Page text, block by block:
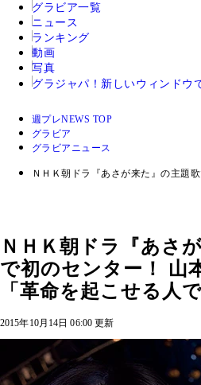
グラビア一覧
ニュース
ランキング
動画
写真
グラジャパ！ 新しいウィンドウ
週プレNEWS TOP
グラビア
グラビアニュース
ＮＨＫ朝ドラ『あさが来た』の主題
ＮＨＫ朝ドラ『あさ
で初のセンター！ 山
「革命を起こせる人
2015年10月14日 06:00 更新